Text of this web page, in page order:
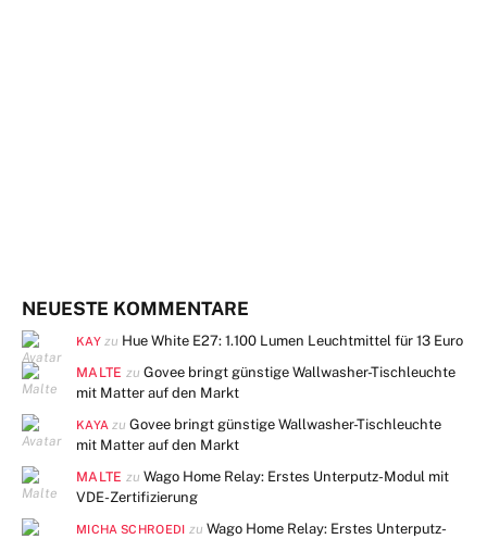
NEUESTE KOMMENTARE
KAY zu Hue White E27: 1.100 Lumen Leuchtmittel für 13 Euro
MALTE zu Govee bringt günstige Wallwasher-Tischleuchte
mit Matter auf den Markt
KAYA zuGovee bringt günstige Wallwasher-Tischleuchte
mit Matter auf den Markt
MALTE zu Wago Home Relay: Erstes Unterputz-Modul mit
VDE-Zertifizierung
MICHA SCHROEDI zu Wago Home Relay: Erstes Unterputz-